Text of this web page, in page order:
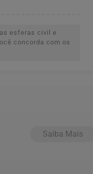
esferas civil e
concorda com os
Saiba Mais